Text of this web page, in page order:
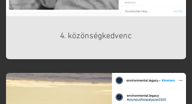
4. közönségkedvenc